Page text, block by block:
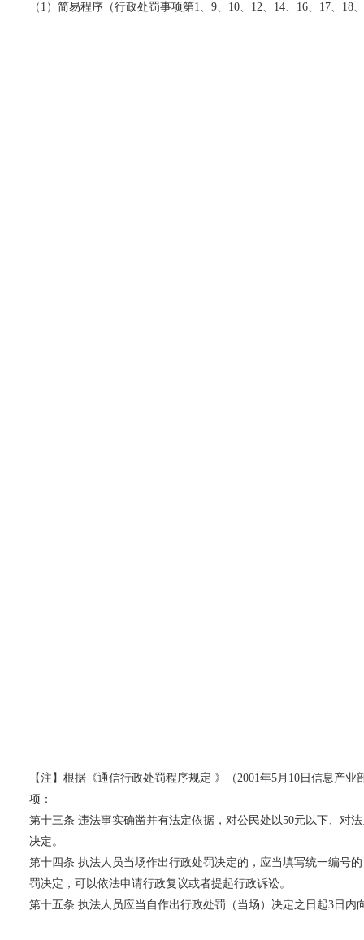
（1）简易程序（行政处罚事项第1、9、10、12、14、16、17、
【注】根据《通信行政处罚程序规定 》（2001年5月10日信息产
项：
第十三条 违法事实确凿并有法定依据，对公民处以50元以下、对
决定。
第十四条 执法人员当场作出行政处罚决定的，应当填写统一编号
罚决定，可以依法申请行政复议或者提起行政诉讼。
第十五条 执法人员应当自作出行政处罚（当场）决定之日起3日内